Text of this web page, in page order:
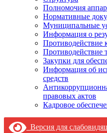
Полномочия
Нормативные
Муниципальные
Информация о
Противодействие
Противодействие
Закупки для
Информация об
средств
правовых актов
Кадровое
Версия для